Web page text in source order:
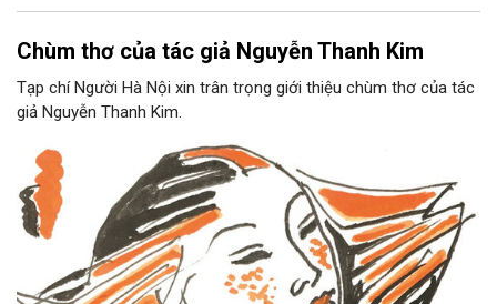
Chùm thơ của tác giả Nguyễn Thanh Kim
Tạp chí Người Hà Nội xin trân trọng giới thiệu chùm thơ của tác
giả Nguyễn Thanh Kim.